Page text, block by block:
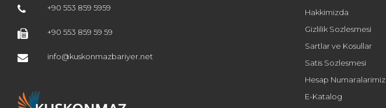
+90 553 859 5959
+90 553 859 59 59
info@kuskonmazbariyer.net
Hakkimizda
Gizlilik Sozlesmesi
Sartlar ve Kosullar
Satis Sozlesmesi
Hesap Numaralarimiz
E-Katalog